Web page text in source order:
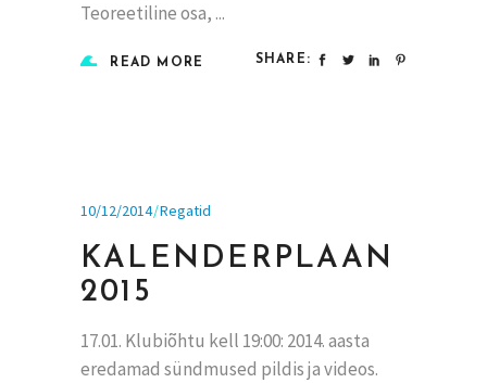
Teoreetiline osa,
READ MORE SHARE:
10/12/2014 Regatid
KALENDERPLAAN
2015
17.01. Klubiõhtu kell 19:00: 2014. aasta
eredamad sündmused pildis ja videos.